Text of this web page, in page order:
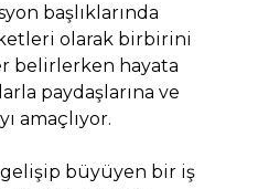
başlıklarında
olarak birbirini
belirlerken hayata
paydaşlarına ve
amaçlıyor.
büyüyen bir iş